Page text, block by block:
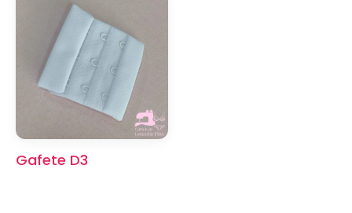
Gafete D3